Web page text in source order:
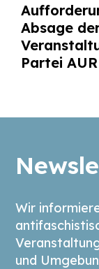
Absage
Partei AUR
Wir
und